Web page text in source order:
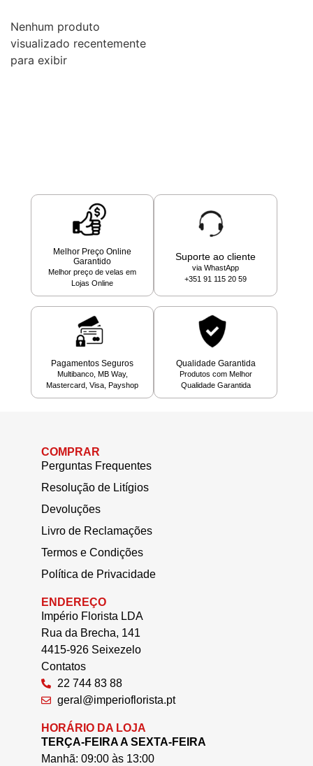
Nenhum produto
visualizado recentemente
para exibir
Melhor Preço Online
Garantido
Melhor preço de velas em
Lojas Online
Suporte ao cliente
via WhastApp
+351 91 115 20 59
Pagamentos Seguros
Multibanco, MB Way,
Mastercard, Visa, Payshop
Qualidade Garantida
Produtos com Melhor
Qualidade Garantida
COMPRAR
Perguntas Frequentes
Resolução de Litígios
Devoluções
Livro de Reclamações
Termos e Condições
Política de Privacidade
ENDEREÇO
Império Florista LDA
Rua da Brecha, 141
4415-926 Seixezelo
Contatos
22 744 83 88
geral@imperioflorista.pt
HORÁRIO DA LOJA
TERÇA-FEIRA A SEXTA-FEIRA
Manhã: 09:00 às 13:00